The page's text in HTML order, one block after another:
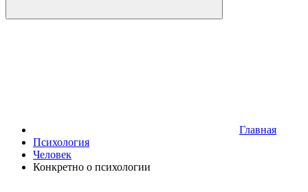
Главная
Психология
Человек
Конкретно о психологии